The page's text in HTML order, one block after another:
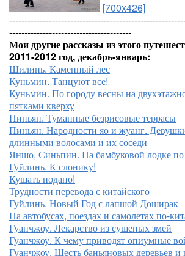
[700x426]
----------------------------------------
Мои другие рассказы из этого
2011-2012 год, декабрь-январь:
Шилинь. Каменный лес
Куньмин. Танцуют все!
Куньмин. По городу весны на
пятками кверху
Пиньян. Туманные безрисовые террасы
Пиньян. Народности яо и жуанг.
длинными волосами и их соседи
Яншо, Синьпин. На бамбуковой лодке
Гуйлинь. К слонику!
Кушать подано!
Трудности перевода с китайского
Гуйлинь. Новый Год с лапшой Доширак
На автобусах, поездах и самолетах по-
Гуанчжоу. Лекарство из сушеных змей
Гуанчжоу. К чему приводят опиумные
Гуанчжоу. Шесть баньяновых деревьев и